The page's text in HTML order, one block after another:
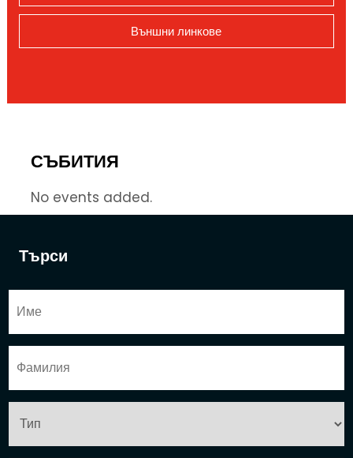
Търси
Външни линкове
СЪБИТИЯ
No events added.